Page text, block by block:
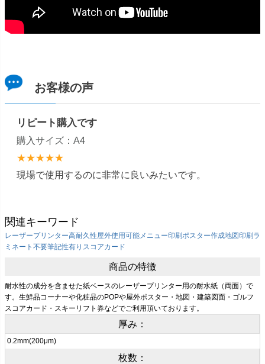
お客様の声
リピート購入です
購入サイズ：A4
★★★★★
現場で使用するのに非常に良いみたいです。
関連キーワード
レーザープリンター高耐久性屋外使用可能メニュー印刷ポスター作成地図印刷 ラ
ミネート不要筆記性有り スコアカード
商品の特徴
耐水性の成分を含ませた紙ベースのレーザープリンター用の耐水紙（両面）で
す。生鮮品コーナーや化粧品のPOPや屋外ポスター・地図・建築図面・ゴルフ
スコアカード・スキーリフト券などでご利用頂いております。
厚み：
0.2mm(200μm)
枚数：